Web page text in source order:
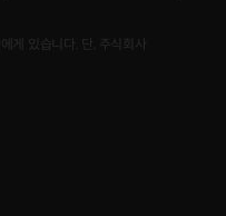
있습니다. 단, 주식회사